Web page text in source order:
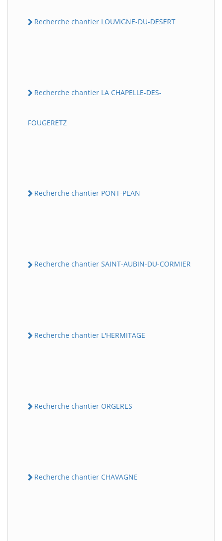
Recherche chantier LOUVIGNE-DU-DESERT
Recherche chantier LA CHAPELLE-DES-
FOUGERETZ
Recherche chantier PONT-PEAN
Recherche chantier SAINT-AUBIN-DU-CORMIER
Recherche chantier L'HERMITAGE
Recherche chantier ORGERES
Recherche chantier CHAVAGNE